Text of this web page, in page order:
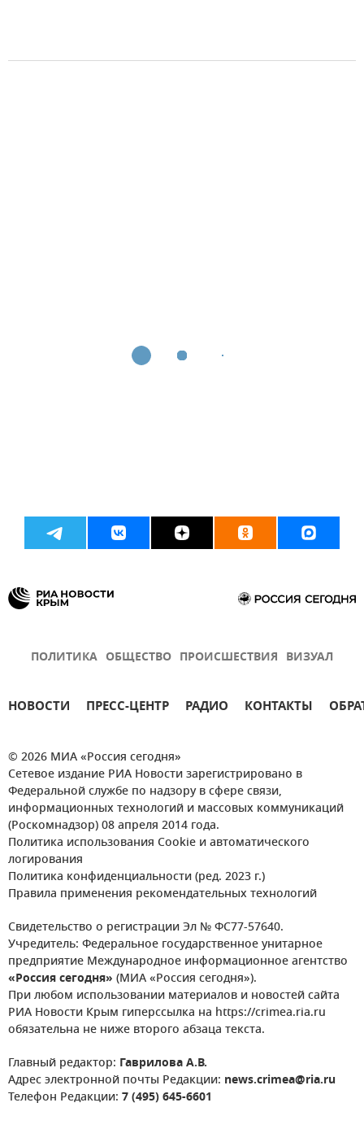
ПОЛИТИКА ОБЩЕСТВО ПРОИСШЕСТВИЯ ВИЗУАЛ
НОВОСТИ ПРЕСС-ЦЕНТР РАДИО КОНТАКТЫ
© 2026 МИА «Россия сегодня»
Сетевое издание РИА Новости зарегистрировано в
Федеральной службе по надзору в сфере связи,
информационных технологий и массовых коммуникаций
(Роскомнадзор) 08 апреля 2014 года.
Политика использования Cookie и автоматического
логирования
Политика конфиденциальности (ред. 2023 г.)
Правила применения рекомендательных технологий
Свидетельство о регистрации Эл № ФС77-57640.
Учредитель: Федеральное государственное унитарное
предприятие Международное информационное агентство
«Россия сегодня» (МИА «Россия сегодня»).
При любом использовании материалов и новостей сайта
РИА Новости Крым гиперссылка на https://crimea.ria.ru
обязательна не ниже второго абзаца текста.
Главный редактор: Гаврилова А.В.
Адрес электронной почты Редакции: news.crimea@ria.ru
Телефон Редакции: 7 (495) 645-6601